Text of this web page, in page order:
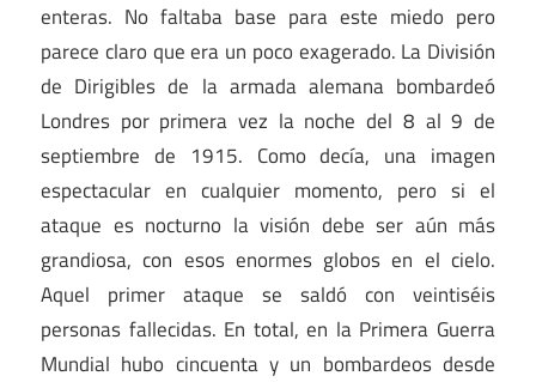
enteras. No faltaba base para este miedo pero
parece claro que era un poco exagerado. La División
de Dirigibles de la armada alemana bombardeó
Londres por primera vez la noche del 8 al 9 de
septiembre de 1915. Como decía, una imagen
espectacular en cualquier momento, pero si el
ataque es nocturno la visión debe ser aún más
grandiosa, con esos enormes globos en el cielo.
Aquel primer ataque se saldó con veintiséis
personas fallecidas. En total, en la Primera Guerra
Mundial hubo cincuenta y un bombardeos desde